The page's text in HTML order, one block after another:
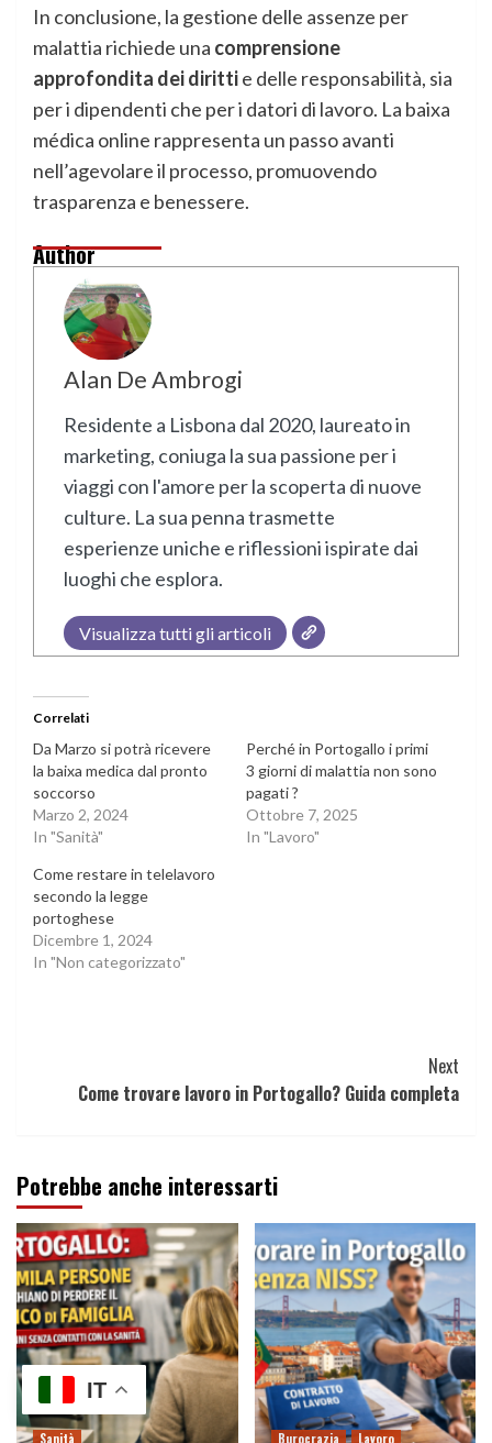
In conclusione, la gestione delle assenze per
malattia richiede una comprensione
approfondita dei dirittie delle responsabilità, sia
per i dipendenti che per i datori di lavoro. La baixa
médica online rappresenta un passo avanti
nell’agevolare il processo, promuovendo
trasparenza e benessere.
Author
Alan De Ambrogi
Residente a Lisbona dal 2020, laureato in
marketing, coniuga la sua passione per i
viaggi con l'amore per la scoperta di nuove
culture. La sua penna trasmette
esperienze uniche e riflessioni ispirate dai
luoghi che esplora.
Visualizza tutti gli articoli
Correlati
Da Marzo si potrà ricevere
la baixa medica dal pronto
soccorso
Marzo 2, 2024
In "Sanità"
Perché in Portogallo i primi
3 giorni di malattia non sono
pagati ?
Ottobre 7, 2025
In "Lavoro"
Come restare in telelavoro
secondo la legge
portoghese
Dicembre 1, 2024
In "Non categorizzato"
Reading
Next
Come trovare lavoro in Portogallo? Guida completa
Potrebbe anche interessarti
Sanità Burocrazia Lavoro
IT